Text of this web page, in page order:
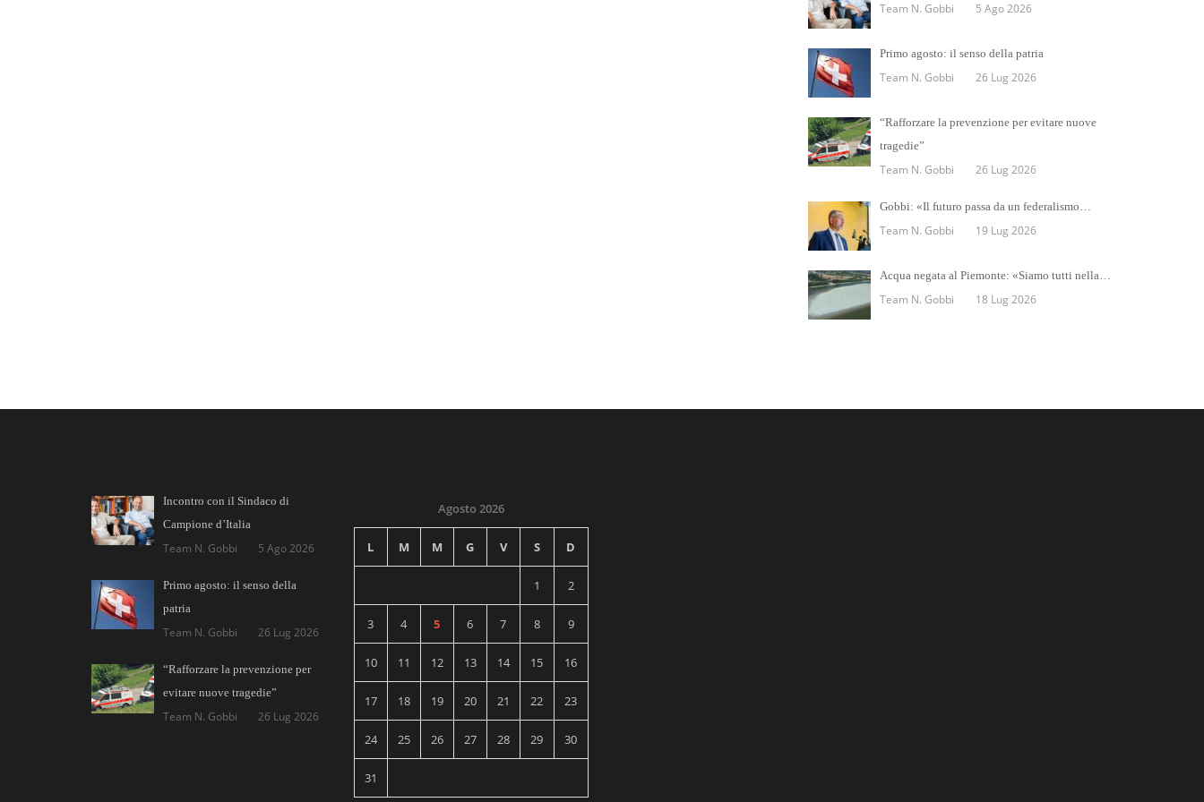
Team N. Gobbi 5 Ago 2026
Primo agosto: il senso della patria
Team N. Gobbi 26 Lug 2026
“Rafforzare la prevenzione per evitare nuove
tragedie”
Team N. Gobbi 26 Lug 2026
Gobbi: «Il futuro passa da un federalismo…
Team N. Gobbi 19 Lug 2026
Acqua negata al Piemonte: «Siamo tutti nella…
Team N. Gobbi 18 Lug 2026
Incontro con il Sindaco di
Campione d’Italia
Team N. Gobbi 5 Ago 2026
Primo agosto: il senso della
patria
Team N. Gobbi 26 Lug 2026
“Rafforzare la prevenzione per
evitare nuove tragedie”
Team N. Gobbi 26 Lug 2026
Agosto 2026
L M M G V S D
1 2
3 4 5 6 7 8 9
10 11 12 13 14 15 16
17 18 19 20 21 22 23
24 25 26 27 28 29 30
31